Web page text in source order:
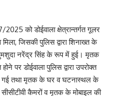
को डोईवाला क्षेत्रान्तर्गत गूलर
जिसकी पुलिस द्वारा शिनाख्त के
नरेंद्र सिंह के रूप में हुई। मृतक
पर डोईवाला पुलिस द्वारा उपरोक्त
गई तथा मृतक के घर व घटनास्थल के
कैमरों व मृतक के मोबाइल की